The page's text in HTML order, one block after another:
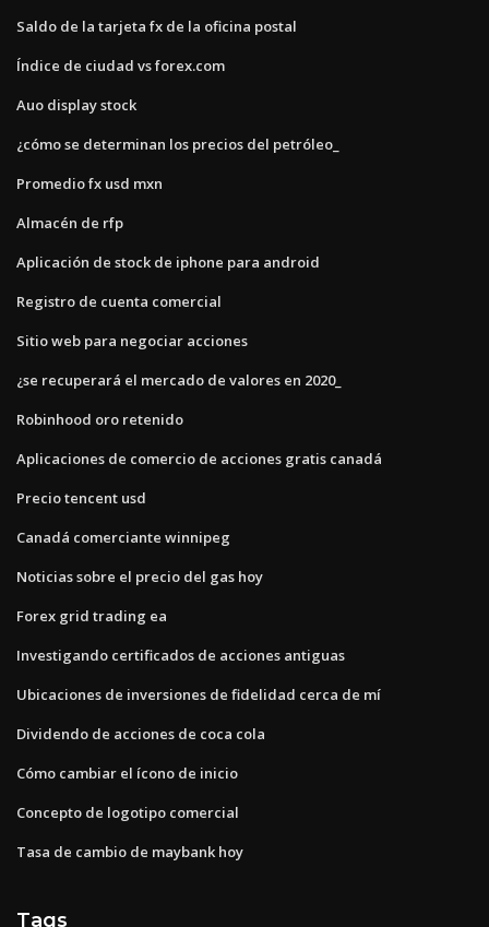
Saldo de la tarjeta fx de la oficina postal
Índice de ciudad vs forex.com
Auo display stock
¿cómo se determinan los precios del petróleo_
Promedio fx usd mxn
Almacén de rfp
Aplicación de stock de iphone para android
Registro de cuenta comercial
Sitio web para negociar acciones
¿se recuperará el mercado de valores en 2020_
Robinhood oro retenido
Aplicaciones de comercio de acciones gratis canadá
Precio tencent usd
Canadá comerciante winnipeg
Noticias sobre el precio del gas hoy
Forex grid trading ea
Investigando certificados de acciones antiguas
Ubicaciones de inversiones de fidelidad cerca de mí
Dividendo de acciones de coca cola
Cómo cambiar el ícono de inicio
Concepto de logotipo comercial
Tasa de cambio de maybank hoy
Tags